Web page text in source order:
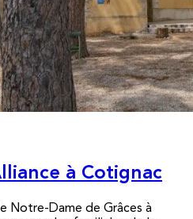
à Cotignac
Notre-Dame de Grâces à